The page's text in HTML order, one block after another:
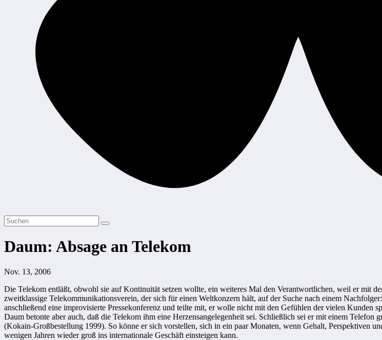
Daum: Absage an Telekom
Nov. 13, 2006
Die Telekom entläßt, obwohl sie auf Kontinuität setzen wollte, ein weiteres Mal den Verantwortlichen, weil er mit
zweitklassige Telekommunikationsverein, der sich für einen Weltkonzern hält, auf der Suche nach einem
anschließend eine improvisierte Pressekonferenz und teilte mit, er wolle nicht mit den Gefühlen der vielen Kunden
Daum betonte aber auch, daß die Telekom ihm eine Herzensangelegenheit sei. Schließlich sei er mit einem
(Kokain-Großbestellung 1999). So könne er sich vorstellen, sich in ein paar Monaten, wenn Gehalt, Perspektiven
wenigen Jahren wieder groß ins internationale Geschäft einsteigen kann.